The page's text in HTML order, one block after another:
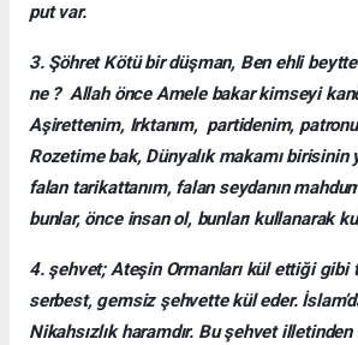
put var.
3. Şöhret Kötü bir düşman, Ben ehli
ne ? Allah önce Amele bakar kimseyi
Aşirettenim, Irktanım, partidenim,
Rozetime bak, Dünyalık makamı birisinin
falan tarikattanım, falan seydanın
bunlar, önce insan ol, bunları kullanarak
4. şehvet; Ateşin Ormanları kül ettiği gibi
serbest, gemsiz şehvette kül eder.
Nikahsızlık haramdır. Bu şehvet illetinden